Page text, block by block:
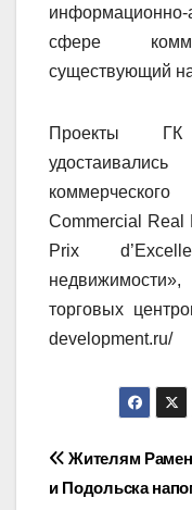
сфере
существующий
Проекты ГК
Commercial Real
Prix
торговых
development.ru/
Жителям
и Подольска